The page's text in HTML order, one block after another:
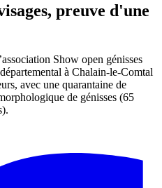
preuve d'une
Show open génisses
à Chalain-le-Comtal
avec une quarantaine de
de génisses (65